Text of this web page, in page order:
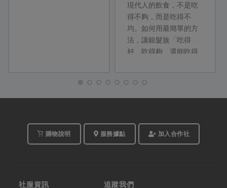
現代人的飲食，不是吃
得不夠，而是吃得不
均。如何用最簡單的方
法，讓銀髮族「吃得
好、吃得夠、還能吃得
別邀請資深營養師柯蘊
出發，設計以「飲品」
的營養缺口。
購物說明 服務據點 加入合作社
社服資訊 追蹤我們